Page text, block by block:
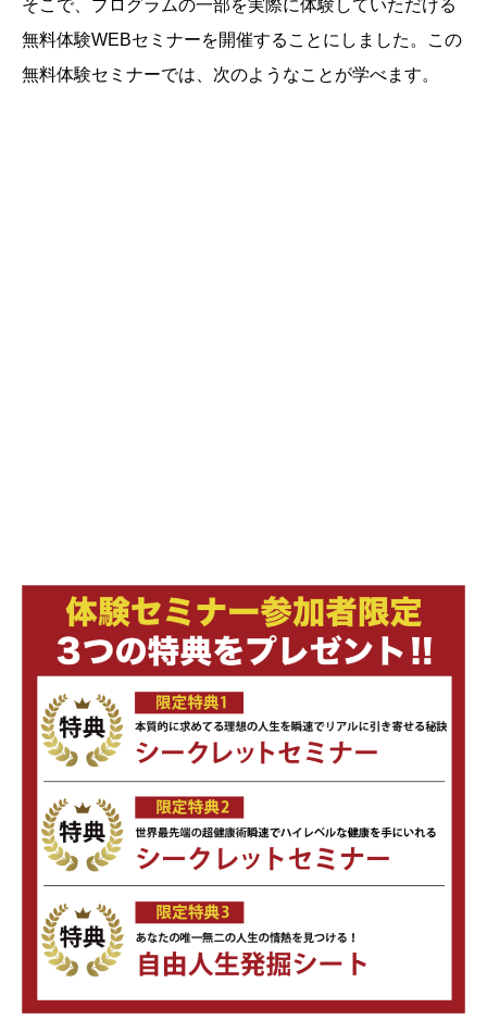
そこで、プログラムの一部を実際に体験していただける
無料体験WEBセミナーを開催することにしました。この
無料体験セミナーでは、次のようなことが学べます。